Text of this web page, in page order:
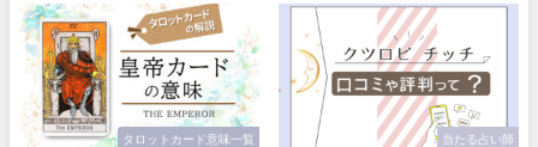
タロットカード意味一覧 当たる占い師